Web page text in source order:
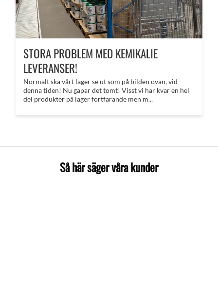
STORA PROBLEM MED KEMIKALIE
LEVERANSER!
Normalt ska vårt lager se ut som på bilden ovan, vid
denna tiden! Nu gapar det tomt! Visst vi har kvar en hel
del produkter på lager fortfarande men m...
Så här säger våra kunder